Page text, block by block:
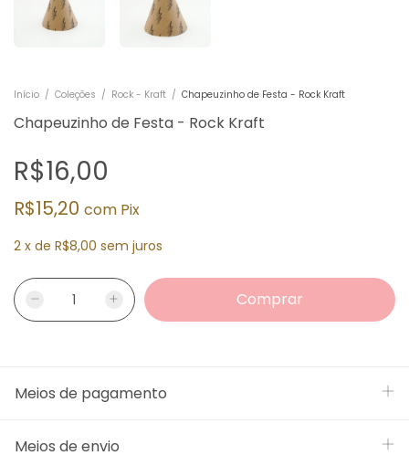
Início / Coleções / Rock - Kraft / Chapeuzinho de Festa - Rock Kraft
Chapeuzinho de Festa - Rock Kraft
R$16,00
R$15,20 com Pix
2 x de R$8,00 sem juros
Meios de pagamento
Meios de envio